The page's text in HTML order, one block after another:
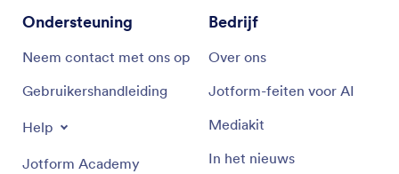
Ondersteuning
Neem contact met ons op
Gebruikershandleiding
Help
Jotform Academy
Bedrijf
Over ons
Jotform-feiten voor AI
Mediakit
In het nieuws